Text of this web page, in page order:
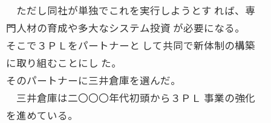
ただし同社が単独でこれを実行しようとす れば、専
門人材の育成や多大なシステム投資 が必要になる。
そこで３ＰＬをパートナーと して共同で新体制の構築
に取り組むことにし た。
そのパートナーに三井倉庫を選んだ。
三井倉庫は二〇〇〇年代初頭から３ＰＬ 事業の強化
を進めている。